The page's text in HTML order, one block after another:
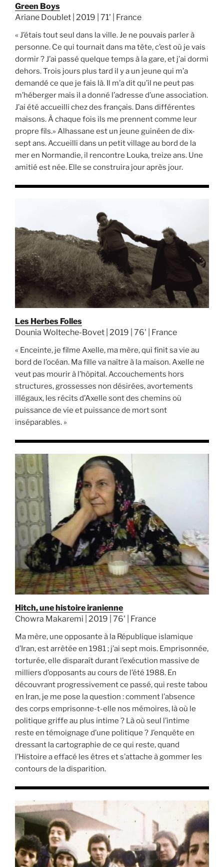
Green Boys
Ariane Doublet | 2019 | 71' | France
« J’étais tout seul dans la ville. Je ne pouvais parler à
personne. Ce qui tournait dans ma tête, c’est où je vais
dormir ? J’ai passé quelque temps à la gare, et j’ai dormi
dehors. Trois jours plus tard il y a un jeune qui m’a
demandé ce que je fais là. Il m’a dit qu’il ne peut pas
m’héberger mais il a donné l’adresse d’une association.
J’ai été accueilli chez des français. Dans différentes
maisons. À chaque fois ils me prennent comme leur
propre fils.» Alhassane est un jeune guinéen de dix-
sept ans. Accueilli dans un petit village au bord de la
mer en Normandie, il rencontre Louka, treize ans. Une
amitié est née. Elle se construira jour après jour.
Les Herbes Folles
Dounia Wolteche-Bovet | 2019 | 76' | France
« Enceinte, je filme Axelle, ma mère, qui finit sa vie au
bord de l’océan. Ma fille va naître à la maison. Axelle ne
veut pas mourir à l’hôpital. Accouchements hors
structures, grossesses non désirées, avortements
illégaux, les récits d’Axelle sont des chemins où
puissance de vie et puissance de mort sont
inséparables. »
Hitch, une histoire iranienne
Chowra Makaremi | 2019 | 76' | France
Ma mère, une opposante à la République islamique
d’Iran, est arrêtée en 1981 ; j’ai sept mois. Emprisonnée,
torturée, elle disparaît durant l’exécution massive de
milliers d’opposants au cours de l’été 1988. En
découvrant progressivement ce passé, qui reste tabou
en Iran, je me pose la question : comment l’absence
des corps emprisonne-t-elle nos mémoires, là où le
politique griffe au plus intime ? Là où seul l’intime
reste en témoignage d’une politique ? J’enquête en
dressant la cartographie de ce qui reste, quand
l’Histoire a effacé les êtres et s’attache à gommer les
contours de la disparition.